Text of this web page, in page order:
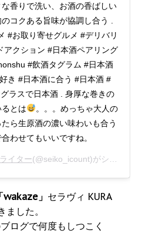
香りで洗い、お酒の香ばしい
コクある旨味が協調し合う .
#お取り寄せグルメ #デリバリ
アクション #日本酒ペアリング
#飲酒タグラム #日本酒
き #日本酒に合う #日本酒 #
ラスで日本酒 . 身厚な巻きの
とは
。。。めっちゃ大人の
ら生原酒の濃い味わいも合う
わせてもいいですね。
イター(@seiko_icount)がシェアした投稿 -
「wakaze」 セラヴィ KURA
した。
ログで何度もしつこく